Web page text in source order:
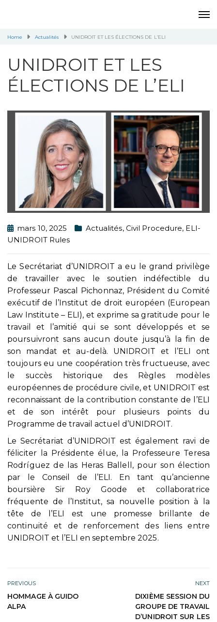
Home Actualités UNIDROIT ET LES ÉLECTIONS DE L’ELI
UNIDROIT ET LES
ÉLECTIONS DE L’ELI
mars 10, 2025 Actualités, Civil Procedure, ELI-
UNIDROIT Rules
Le Secrétariat d’UNIDROIT a eu le grand privilège
de travailler avec le soutien indéfectible du
Professeur Pascal Pichonnaz, Président du Comité
exécutif de l’Institut de droit européen (European
Law Institute – ELI), et exprime sa gratitude pour le
travail et l’amitié qui se sont développés et se
poursuivront sans aucun doute jusqu’à la fin de
son mandat et au-delà. UNIDROIT et l’ELI ont
toujours eu une coopération très fructueuse, avec
le succès historique des Règles modèles
européennes de procédure civile, et UNIDROIT est
reconnaissant de la contribution constante de l’ELI
et de son intérêt pour plusieurs points du
Programme de travail actuel d’UNIDROIT.
Le Secrétariat d’UNIDROIT est également ravi de
féliciter la Présidente élue, la Professeure Teresa
Rodríguez de las Heras Ballell, pour son élection
par le Conseil de l’ELI. En tant qu’ancienne
boursière Sir Roy Goode et collaboratrice
fréquente de l’Institut, sa nouvelle position à la
tête de l’ELI est une promesse brillante de
continuité et de renforcement des liens entre
UNIDROIT et l’ELI en septembre 2025.
PREVIOUS
HOMMAGE À GUIDO
ALPA
NEXT
DIXIÈME SESSION DU
GROUPE DE TRAVAIL
D’UNIDROIT SUR LES